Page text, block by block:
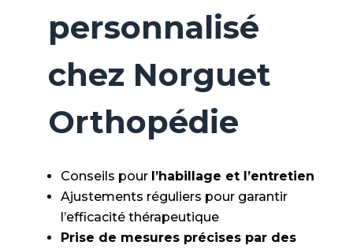
personnalisé
chez Norguet
Orthopédie
Conseils pour l’habillage et l’entretien
Ajustements réguliers pour garantir
l’efficacité thérapeutique
Prise de mesures précises par des